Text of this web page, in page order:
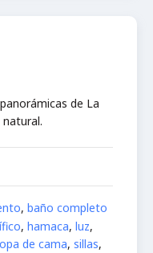
de La
, baño completo
, hamaca, luz,
de cama, sillas,